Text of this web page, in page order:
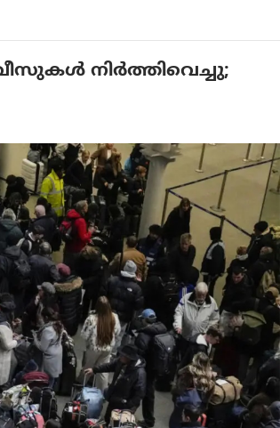
നിര്‍ത്തിവെച്ചു;